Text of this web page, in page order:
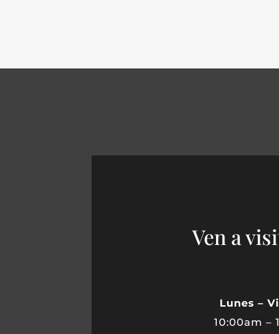
Ven a
Lunes –
10:00am –